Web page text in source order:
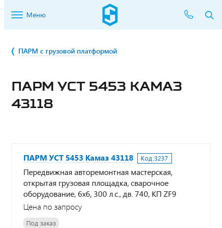
Меню
ПАРМ с грузовой платформой
ПАРМ УСТ 5453 КАМАЗ
43118
ПАРМ УСТ 5453 Камаз 43118 Код:3237
Передвижная авторемонтная мастерская,
открытая грузовая площадка, сварочное
оборудование, 6х6, 300 л.с., дв. 740, КП ZF9
Цена по запросу
Под заказ